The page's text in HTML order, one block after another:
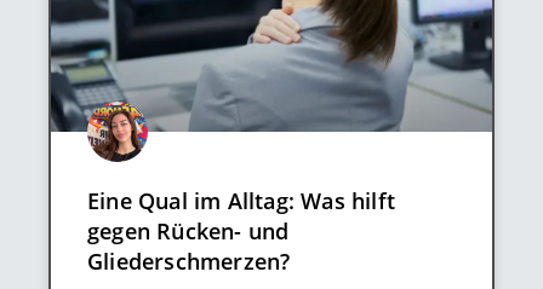
Eine Qual im Alltag: Was hilft
gegen Rücken- und
Gliederschmerzen?